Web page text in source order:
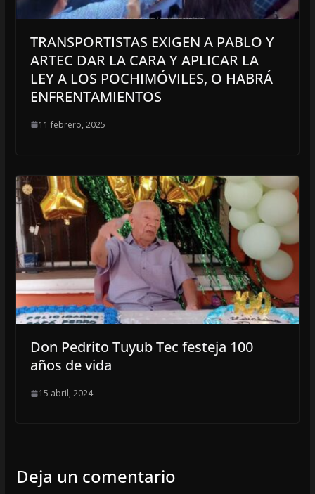
TRANSPORTISTAS EXIGEN A PABLO Y
ARTEC DAR LA CARA Y APLICAR LA
LEY A LOS POCHIMÓVILES, O HABRÁ
ENFRENTAMIENTOS
11 febrero, 2025
Don Pedrito Tuyub Tec festeja 100
años de vida
15 abril, 2024
Deja un comentario